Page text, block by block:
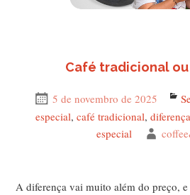
Café tradicional
Publicado
em
5 de novembro de 2025
especial, café tradicional,
especial
Autor
A diferença vai muito além do preço,